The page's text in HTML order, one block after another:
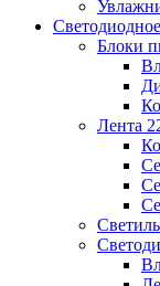
Блоки
Лента